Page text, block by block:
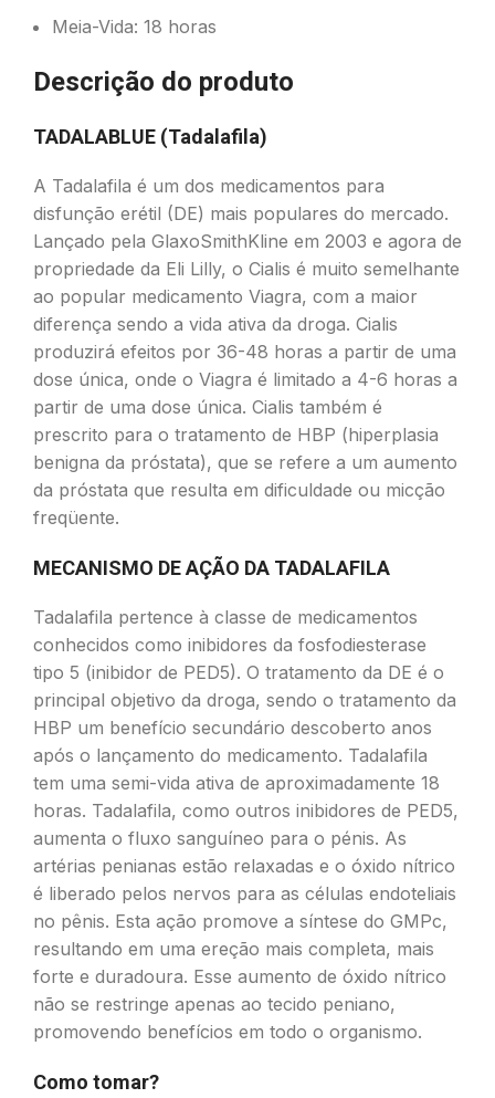
Meia-Vida: 18 horas
Descrição do produto
TADALABLUE (Tadalafila)
A Tadalafila é um dos medicamentos para
disfunção erétil (DE) mais populares do mercado.
Lançado pela GlaxoSmithKline em 2003 e agora de
propriedade da Eli Lilly, o Cialis é muito semelhante
ao popular medicamento Viagra, com a maior
diferença sendo a vida ativa da droga. Cialis
produzirá efeitos por 36-48 horas a partir de uma
dose única, onde o Viagra é limitado a 4-6 horas a
partir de uma dose única. Cialis também é
prescrito para o tratamento de HBP (hiperplasia
benigna da próstata), que se refere a um aumento
da próstata que resulta em dificuldade ou micção
freqüente.
MECANISMO DE AÇÃO DA TADALAFILA
Tadalafila pertence à classe de medicamentos
conhecidos como inibidores da fosfodiesterase
tipo 5 (inibidor de PED5). O tratamento da DE é o
principal objetivo da droga, sendo o tratamento da
HBP um benefício secundário descoberto anos
após o lançamento do medicamento. Tadalafila
tem uma semi-vida ativa de aproximadamente 18
horas. Tadalafila, como outros inibidores de PED5,
aumenta o fluxo sanguíneo para o pénis. As
artérias penianas estão relaxadas e o óxido nítrico
é liberado pelos nervos para as células endoteliais
no pênis. Esta ação promove a síntese do GMPc,
resultando em uma ereção mais completa, mais
forte e duradoura. Esse aumento de óxido nítrico
não se restringe apenas ao tecido peniano,
promovendo benefícios em todo o organismo.
Como tomar?